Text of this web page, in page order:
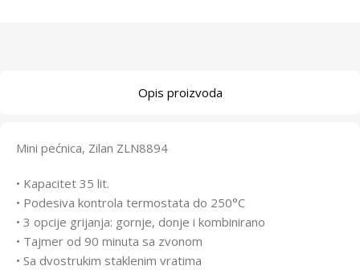
Opis proizvoda
Mini pećnica, Zilan ZLN8894
• Kapacitet 35 lit.
• Podesiva kontrola termostata do 250°C
• 3 opcije grijanja: gornje, donje i kombinirano
• Tajmer od 90 minuta sa zvonom
• Sa dvostrukim staklenim vratima